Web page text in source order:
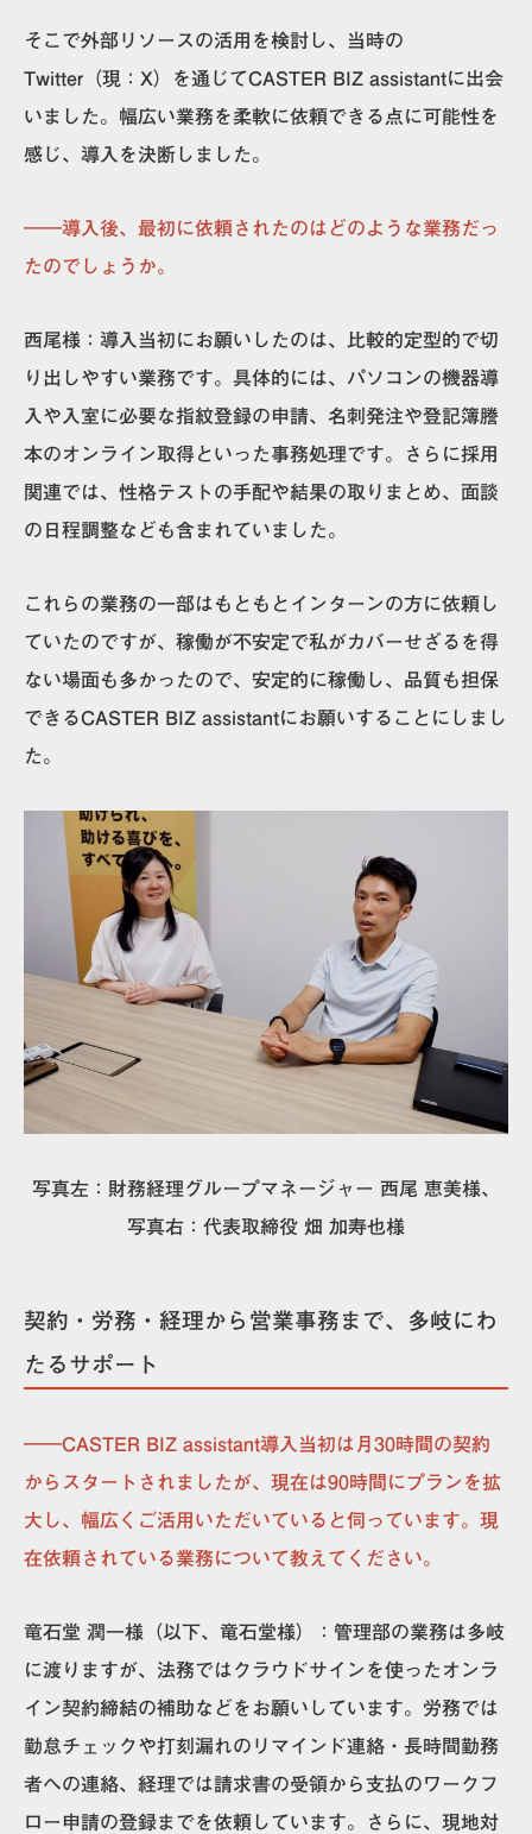
そこで外部リソースの活用を検討し、当時の
Twitter（現：X）を通じてCASTER BIZ assistantに出会
いました。幅広い業務を柔軟に依頼できる点に可能性を
感じ、導入を決断しました。
――導入後、最初に依頼されたのはどのような業務だっ
たのでしょうか。
西尾様 ：導入当初にお願いしたのは、比較的定型的で切
り出しやすい業務です。具体的には、パソコンの機器導
入や入室に必要な指紋登録の申請、名刺発注や登記簿謄
本のオンライン取得といった事務処理です。さらに採用
関連では、性格テストの手配や結果の取りまとめ、面談
の日程調整なども含まれていました。
これらの業務の一部はもともとインターンの方に依頼し
ていたのですが、稼働が不安定で私がカバーせざるを得
ない場面も多かったので、安定的に稼働し、品質も担保
できるCASTER BIZ assistantにお願いすることにしまし
た。
写真左：財務経理グループマネージャー 西尾 恵美様、
写真右：代表取締役 畑 加寿也様
契約・労務・経理から営業事務まで、多岐にわ
たるサポート
――CASTER BIZ assistant導入当初は月30時間の契約
からスタートされましたが、現在は90時間にプランを拡
大し、幅広くご活用いただいていると伺っています。現
在依頼されている業務について教えてください。
竜石堂 潤一様（以下、 竜石堂様）： 管理部の業務は多岐
に渡りますが、法務ではクラウドサインを使ったオンラ
イン契約締結の補助などをお願いしています。労務では
勤怠チェックや打刻漏れのリマインド連絡・長時間勤務
者への連絡、経理では請求書の受領から支払のワークフ
ロー申請の登録までを依頼しています。さらに、現地対